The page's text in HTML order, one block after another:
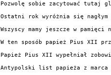
Pozwolę sobie zacytować tutaj
Ostatni rok wyróżnia się
Wszyscy mamy jeszcze w
W ten sposób papież Pius XII
Papież Pius XII wypełniał
Antypolski list papieża z